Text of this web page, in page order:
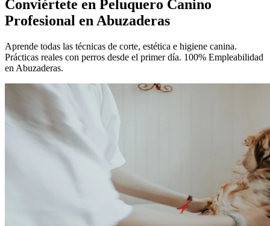
Conviértete en Peluquero Canino
Profesional en Abuzaderas
Aprende todas las técnicas de corte, estética e higiene canina.
Prácticas reales con perros desde el primer día. 100% Empleabilidad
en Abuzaderas.